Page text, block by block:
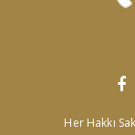
Her Hakkı